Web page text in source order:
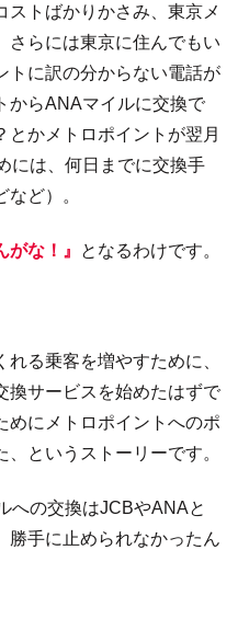
ストばかりかさみ、東京メ
さらには東京に住んでもい
トに訳の分からない電話が
からANAマイルに交換で
とかメトロポイントが翌月
には、何日までに交換手
ど）。
がな！』 となるわけです。
る乗客を増やすために、
換サービスを始めたはずで
めにメトロポイントへのポ
というストーリーです。
への交換はJCBやANAと
勝手に止められなかったん